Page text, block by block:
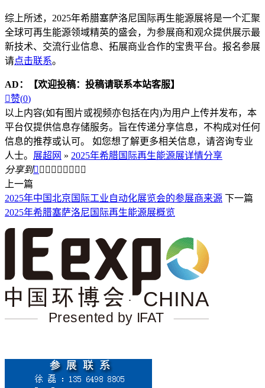
综上所述，2025年希腊塞萨洛尼国际再生能源展将是一个汇聚
全球可再生能源领域精英的盛会，为参展商和观众提供展示最
新技术、交流行业信息、拓展商业合作的宝贵平台。报名参展
请点击联系。
AD：
【欢迎投稿：投稿请联系本站客服】
赞(0)
以上内容(如有图片或视频亦包括在内)为用户上传并发布，本
平台仅提供信息存储服务。旨在传递分享信息，不构成对任何
信息的推荐或认可。 如您想了解更多相关信息，请咨询专业
人士。 展超网 » 2025年希腊国际再生能源展详情分享
分享到        
上一篇
2025年中国北京国际工业自动化展览会的参展商来源 下一篇
2025年希腊塞萨洛尼国际再生能源展概览